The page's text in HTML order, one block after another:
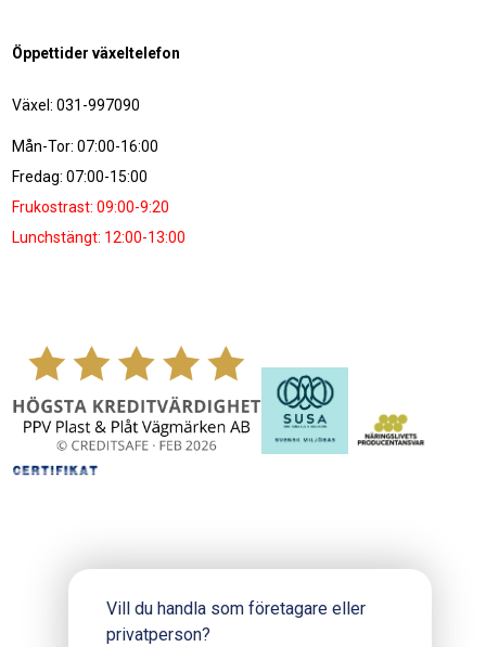
Öppettider växeltelefon
Växel: 031-997090
Mån-Tor: 07:00-16:00
Fredag: 07:00-15:00
Frukostrast: 09:00-9:20
Lunchstängt: 12:00-13:00
Vill du handla som företagare eller
privatperson?